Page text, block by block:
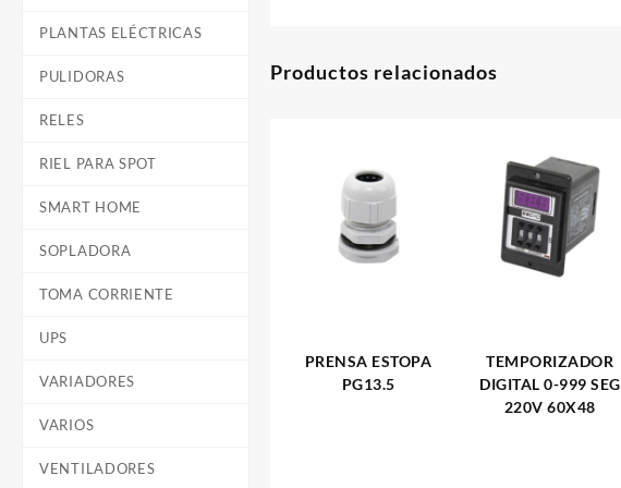
PLANTAS ELÉCTRICAS
PULIDORAS
RELES
RIEL PARA SPOT
SMART HOME
SOPLADORA
TOMA CORRIENTE
UPS
VARIADORES
VARIOS
VENTILADORES
Productos relacionados
PRENSA ESTOPA
PG13.5
TEMPORIZADOR
DIGITAL 0-999 SEG
220V 60X48